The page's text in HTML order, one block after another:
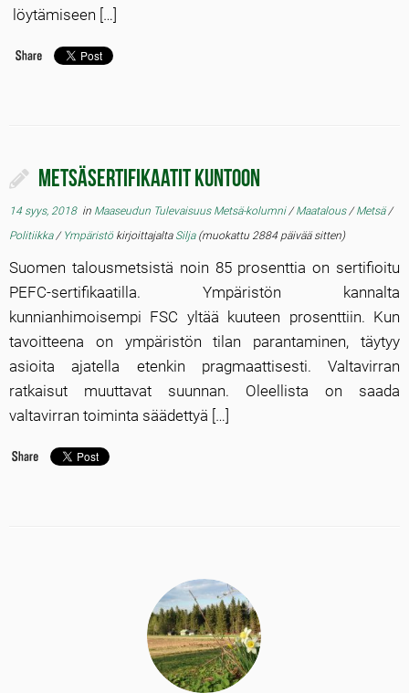
löytämiseen […]
Metsäsertifikaatit kuntoon
14 syys, 2018in Maaseudun Tulevaisuus Metsä-kolumni/Maatalous/Metsä/
Politiikka/ Ympäristö kirjoittajalta Silja(muokattu 2884 päivää sitten)
Suomen talousmetsistä noin 85 prosenttia on sertifioitu
PEFC-sertifikaatilla. Ympäristön kannalta
kunnianhimoisempi FSC yltää kuuteen prosenttiin. Kun
tavoitteena on ympäristön tilan parantaminen, täytyy
asioita ajatella etenkin pragmaattisesti. Valtavirran
ratkaisut muuttavat suunnan. Oleellista on saada
valtavirran toiminta säädettyä […]